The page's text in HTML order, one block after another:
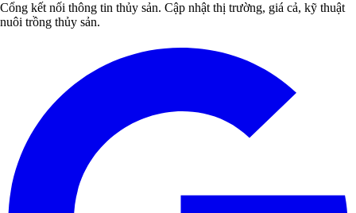
Cổng kết nối thông tin thủy sản. Cập nhật thị trường, giá cả, kỹ thuật
nuôi trồng thủy sản.